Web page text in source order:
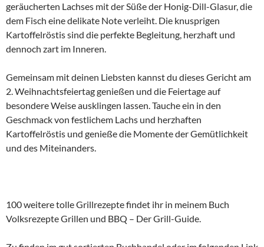
geräucherten Lachses mit der Süße der Honig-Dill-Glasur, die
dem Fisch eine delikate Note verleiht. Die knusprigen
Kartoffelröstis sind die perfekte Begleitung, herzhaft und
dennoch zart im Inneren.
Gemeinsam mit deinen Liebsten kannst du dieses Gericht am
2. Weihnachtsfeiertag genießen und die Feiertage auf
besondere Weise ausklingen lassen. Tauche ein in den
Geschmack von festlichem Lachs und herzhaften
Kartoffelröstis und genieße die Momente der Gemütlichkeit
und des Miteinanders.
100 weitere tolle Grillrezepte findet ihr in meinem Buch
Volksrezepte Grillen und BBQ – Der Grill-Guide.